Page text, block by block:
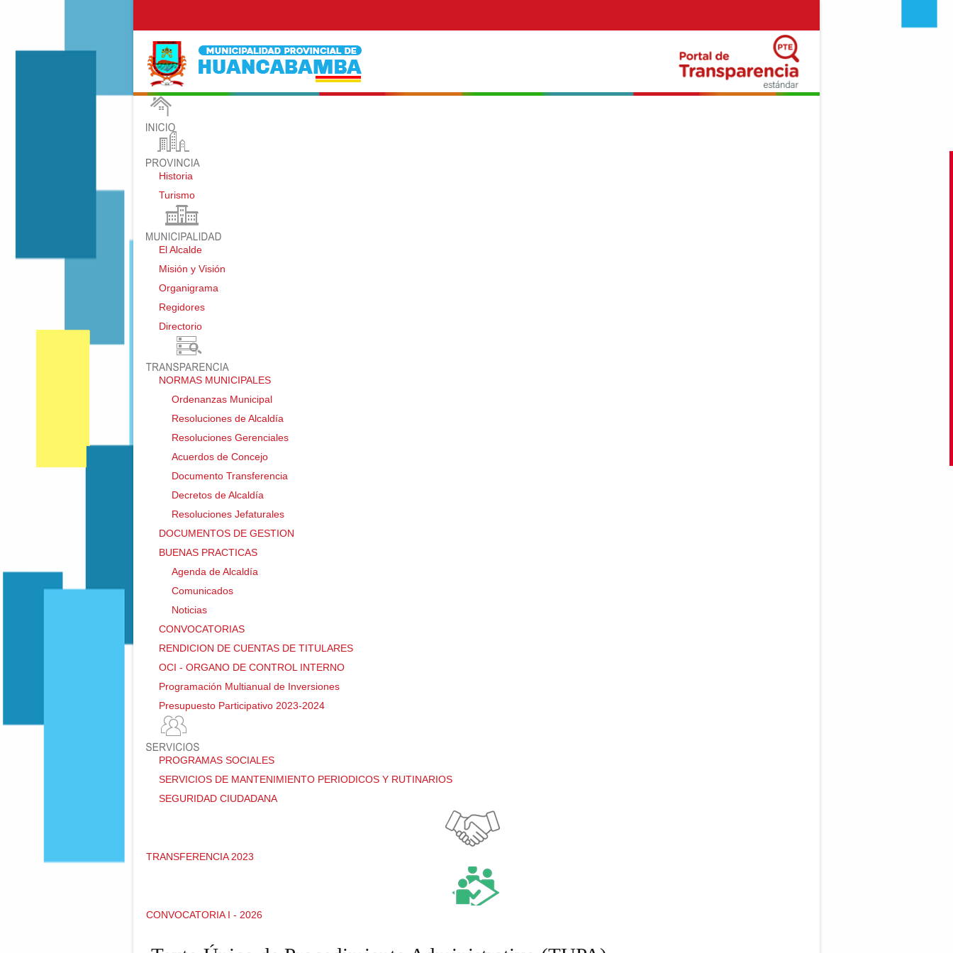
Historia
Turismo
El Alcalde
Misión y Visión
Organigrama
Regidores
Directorio ㅤ
NORMAS MUNICIPALES
Ordenanzas Municipal
Resoluciones de Alcaldía
Resoluciones Gerenciales
Acuerdos de Concejo
Documento Transferencia
Decretos de Alcaldía
Resoluciones Jefaturales
DOCUMENTOS DE GESTION
BUENAS PRACTICAS
Agenda de Alcaldía
Comunicados
Noticias
CONVOCATORIAS
RENDICION DE CUENTAS DE TITULARES
OCI - ORGANO DE CONTROL INTERNO
Programación Multianual de Inversiones
Presupuesto Participativo 2023-2024
PROGRAMAS SOCIALES
SERVICIOS DE MANTENIMIENTO PERIODICOS Y RUTINARIOS
SEGURIDAD CIUDADANA
TRANSFERENCIA 2023
CONVOCATORIA I - 2026